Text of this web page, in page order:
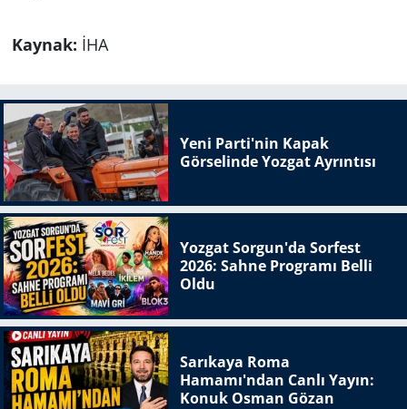
Kaynak: İHA
Yeni Parti'nin Kapak
Görselinde Yozgat Ayrıntısı
Yozgat Sorgun'da Sorfest
2026: Sahne Programı Belli
Oldu
Sarıkaya Roma
Hamamı'ndan Canlı Yayın:
Konuk Osman Gözan